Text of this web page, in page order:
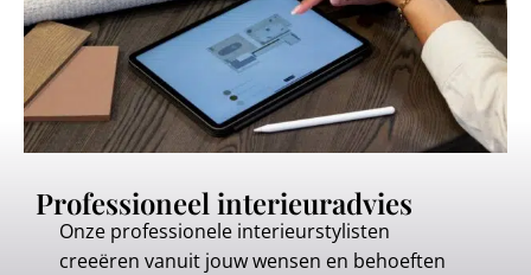
Professioneel interieuradvies
Onze professionele interieurstylisten
creeëren vanuit jouw wensen en behoeften